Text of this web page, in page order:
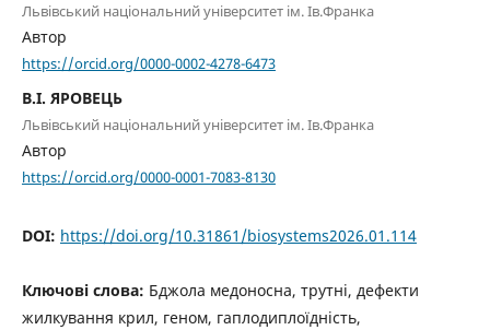
Львівський національний університет ім. Ів.Франка
Автор
https://orcid.org/0000-0002-4278-6473
В.І. ЯРОВЕЦЬ
Львівський національний університет ім. Ів.Франка
Автор
https://orcid.org/0000-0001-7083-8130
DOI: https://doi.org/10.31861/biosystems2026.01.114
Ключові слова: Бджола медоносна, трутні, дефекти
жилкування крил, геном, гаплодиплоїдність,